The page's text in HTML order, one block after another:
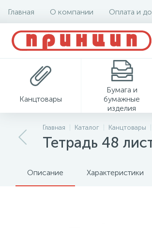
Главная О компании Оплата и
Канцтовары
Бумага и
бумажные
изделия
Главная Каталог Канцтовары
Тетрадь 48
Описание Характеристики